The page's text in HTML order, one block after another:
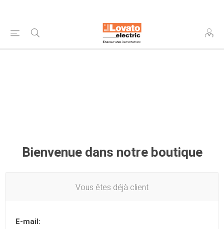
Bienvenue dans notre boutique
Vous êtes déjà client
E-mail: